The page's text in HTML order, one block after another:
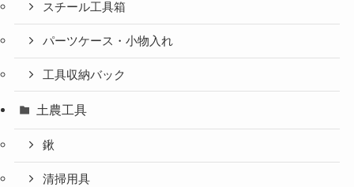
スチール工具箱
パーツケース・小物入れ
工具収納バック
土農工具
鍬
清掃用具